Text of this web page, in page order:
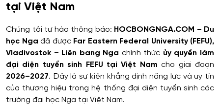
tại Việt Nam
Chúng tôi tự hào thông báo: HOCBONGNGA.COM – Du
học Nga đã được Far Eastern Federal University (FEFU),
Vladivostok – Liên bang Nga chính thức ủy quyền làm
đại diện tuyển sinh FEFU tại Việt Nam cho giai đoạn
2026–2027. Đây là sự kiện khẳng định năng lực và uy tín
của thương hiệu trong hệ thống đại diện tuyển sinh các
trường đại học Nga tại Việt Nam.